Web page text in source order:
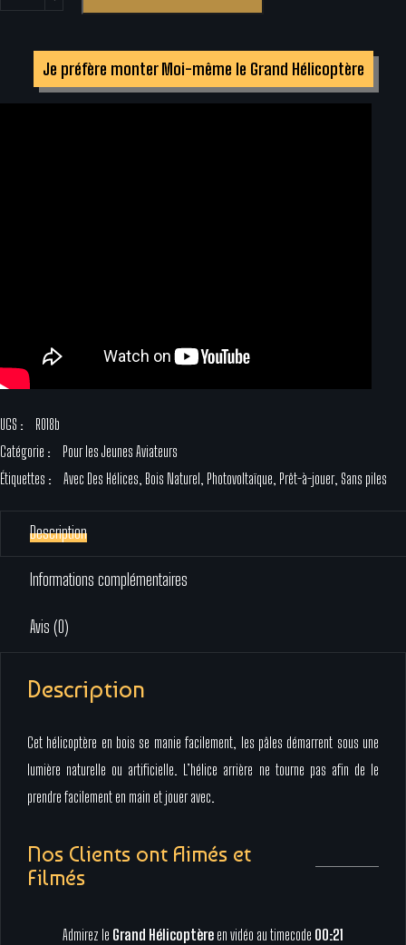
HélicoptèreJe préfère monter Moi-même le Grand Hélicoptère
UGS :
R018b
Catégorie :
Pour les Jeunes Aviateurs
Étiquettes :
Avec Des Hélices, Bois Naturel , Photovoltaïque, Prêt-à-jouer, Sans piles
Description
Informations complémentaires
Avis (0)
Description
Cet hélicoptère en bois se manie facilement, les pâles démarrent sous une
lumière naturelle ou artificielle. L’hélice arrière ne tourne pas afin de le
prendre facilement en main et jouer avec.
Nos Clients ont Aimés et
Filmés
Admirez le Grand Hélicoptère en vidéo au timecode 00:21